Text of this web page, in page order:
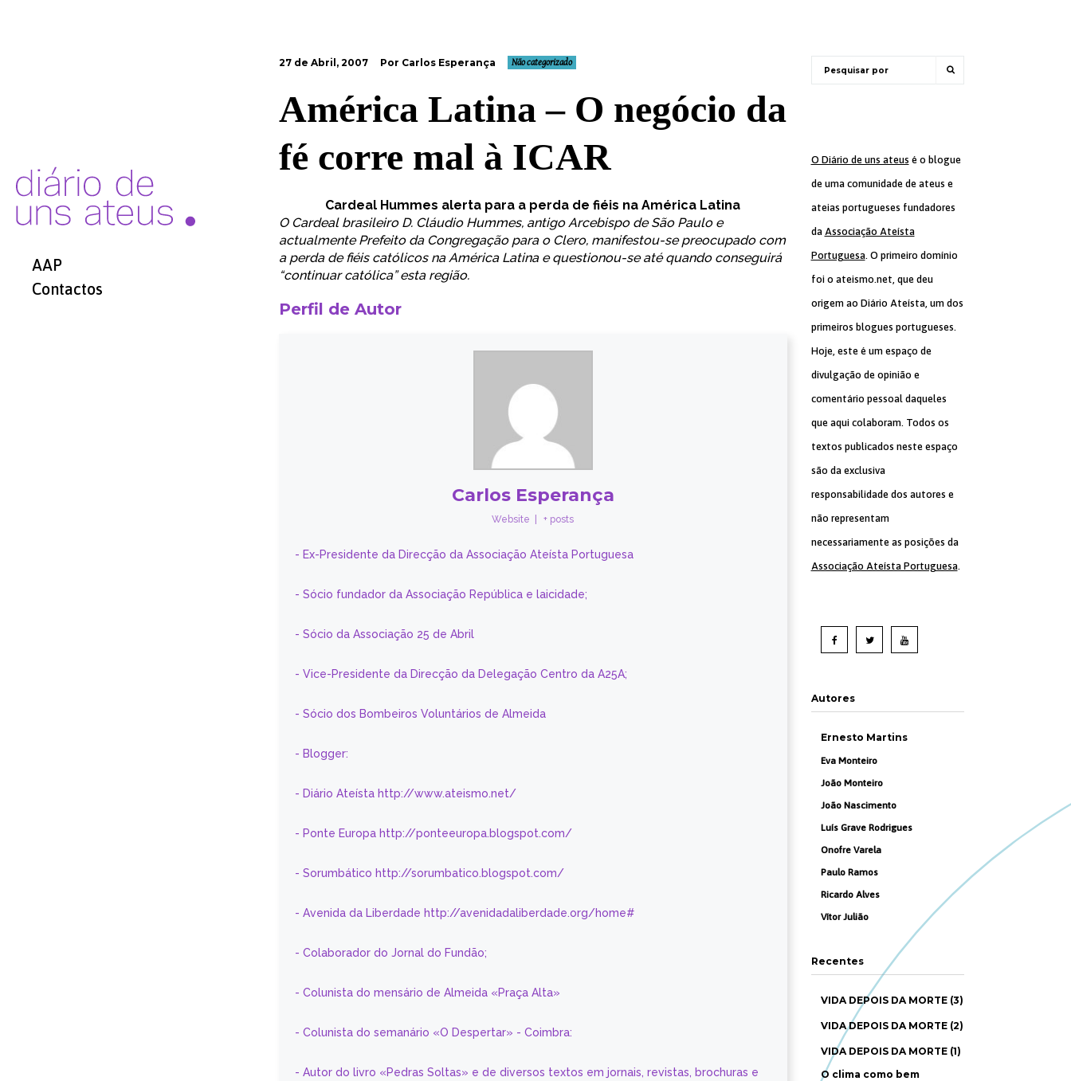
AAP
Contactos
27 de Abril, 2007 Por Carlos Esperança Não categorizado
América Latina – O negócio da
fé corre mal à ICAR
Cardeal Hummes alerta para a perda de fiéis na América Latina
O Cardeal brasileiro D. Cláudio Hummes, antigo Arcebispo de São Paulo e
actualmente Prefeito da Congregação para o Clero, manifestou-se preocupado com
a perda de fiéis católicos na América Latina e questionou-se até quando conseguirá
“continuar católica” esta região.
Perfil de Autor
Carlos Esperança
Website + posts
- Ex-Presidente da Direcção da Associação Ateísta Portuguesa
- Sócio fundador da Associação República e laicidade;
- Sócio da Associação 25 de Abril
- Vice-Presidente da Direcção da Delegação Centro da A25A;
- Sócio dos Bombeiros Voluntários de Almeida
- Blogger:
- Diário Ateísta http://www.ateismo.net/
- Ponte Europa http://ponteeuropa.blogspot.com/
- Sorumbático http://sorumbatico.blogspot.com/
- Avenida da Liberdade http://avenidadaliberdade.org/home#
- Colaborador do Jornal do Fundão;
- Colunista do mensário de Almeida «Praça Alta»
- Colunista do semanário «O Despertar» - Coimbra:
- Autor do livro «Pedras Soltas» e de diversos textos em jornais, revistas, brochuras e
O Diário de uns ateus é o blogue
de uma comunidade de ateus e
ateias portugueses fundadores
da Associação Ateísta
Portuguesa. O primeiro domínio
foi o ateismo.net, que deu
origem ao Diário Ateísta, um dos
primeiros blogues portugueses.
Hoje, este é um espaço de
divulgação de opinião e
comentário pessoal daqueles
que aqui colaboram. Todos os
textos publicados neste espaço
são da exclusiva
responsabilidade dos autores e
não representam
necessariamente as posições da
Associação Ateísta Portuguesa.
Autores
Ernesto Martins
Eva Monteiro
João Monteiro
João Nascimento
Luís Grave Rodrigues
Onofre Varela
Paulo Ramos
Ricardo Alves
Vítor Julião
Recentes
VIDA DEPOIS DA MORTE (3)
VIDA DEPOIS DA MORTE (2)
VIDA DEPOIS DA MORTE (1)
O clima como bem